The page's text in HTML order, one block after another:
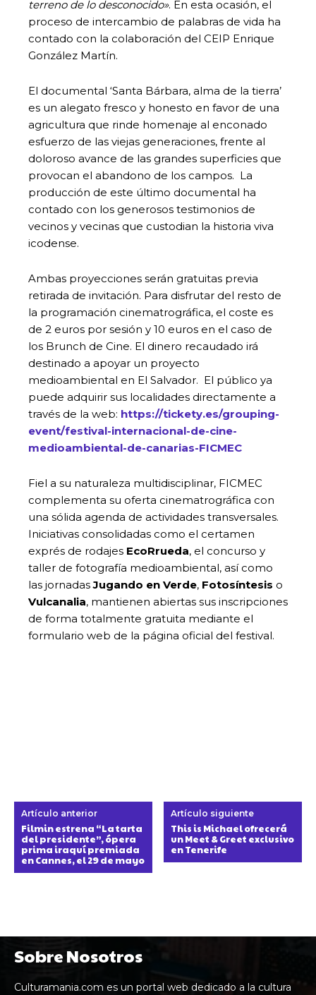
terreno de lo desconocido». En esta ocasión, el
proceso de intercambio de palabras de vida ha
contado con la colaboración del CEIP Enrique
González Martín.
El documental ‘Santa Bárbara, alma de la tierra’
es un alegato fresco y honesto en favor de una
agricultura que rinde homenaje al enconado
esfuerzo de las viejas generaciones, frente al
doloroso avance de las grandes superficies que
provocan el abandono de los campos. La
producción de este último documental ha
contado con los generosos testimonios de
vecinos y vecinas que custodian la historia viva
icodense.
Ambas proyecciones serán gratuitas previa
retirada de invitación. Para disfrutar del resto de
la programación cinematrográfica, el coste es
de 2 euros por sesión y 10 euros en el caso de
los Brunch de Cine. El dinero recaudado irá
destinado a apoyar un proyecto
medioambiental en El Salvador. El público ya
puede adquirir sus localidades directamente a
través de la web: https://tickety.es/grouping-
event/festival-internacional-de-cine-
medioambiental-de-canarias-FICMEC
Fiel a su naturaleza multidisciplinar, FICMEC
complementa su oferta cinematrográfica con
una sólida agenda de actividades transversales.
Iniciativas consolidadas como el certamen
exprés de rodajes EcoRrueda, el concurso y
taller de fotografía medioambiental, así como
las jornadasJugando en Verde, Fotosíntesis o
Vulcanalia, mantienen abiertas sus inscripciones
de forma totalmente gratuita mediante el
formulario web de la página oficial del festival.
Artículo anterior
Filmin estrena “La tarta
del presidente”, ópera
prima iraquí premiada
en Cannes, el 29 de mayo
Artículo siguiente
This is Michael ofrecerá
un Meet & Greet exclusivo
en Tenerife
Sobre Nosotros
Culturamania.com es un portal web dedicado a la cultura